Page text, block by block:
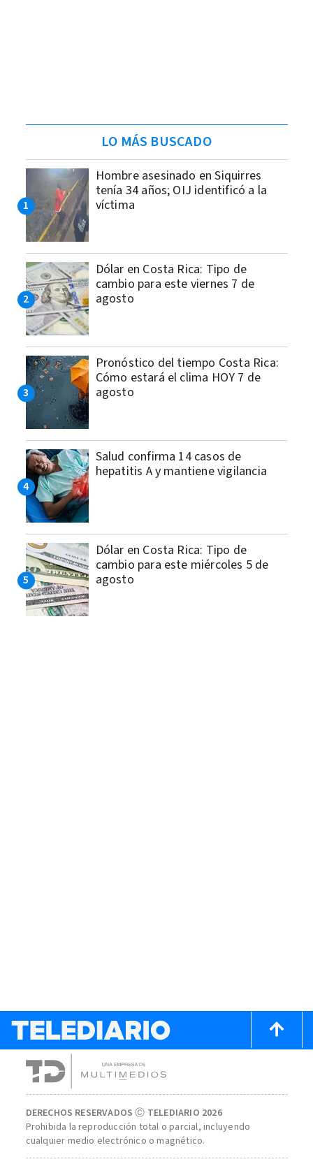
LO MÁS BUSCADO
Hombre asesinado en Siquirres
tenía 34 años; OIJ identificó a la
víctima
Dólar en Costa Rica: Tipo de
cambio para este viernes 7 de
agosto
Pronóstico del tiempo Costa Rica:
Cómo estará el clima HOY 7 de
agosto
Salud confirma 14 casos de
hepatitis A y mantiene vigilancia
Dólar en Costa Rica: Tipo de
cambio para este miércoles 5 de
agosto
DERECHOS RESERVADOS Ⓒ TELEDIARIO 2026
Prohibida la reproducción total o parcial, incluyendo
cualquier medio electrónico o magnético.